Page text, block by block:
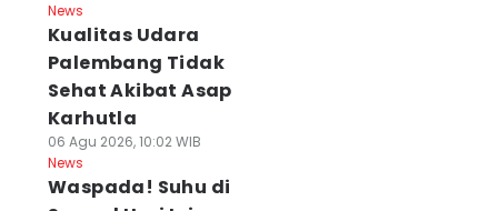
News
Kualitas Udara
Palembang Tidak
Sehat Akibat Asap
Karhutla
06 Agu 2026, 10:02 WIB
News
Waspada! Suhu di